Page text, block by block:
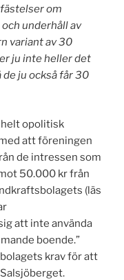
om
underhåll av
variant av 30
ju inte heller det
ju också får 30
opolitisk
att föreningen
de intressen som
50.000 kr från
(läs
att inte använda
boende.”
krav för att